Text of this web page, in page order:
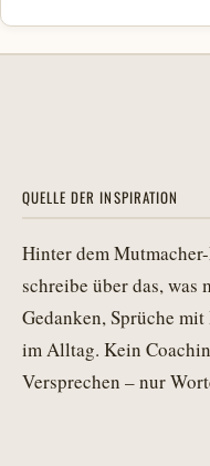
QUELLE DER INSPIRATION
Hinter dem
schreibe über das,
Gedanken, Sprüche
im Alltag. Kein
Versprechen – nur